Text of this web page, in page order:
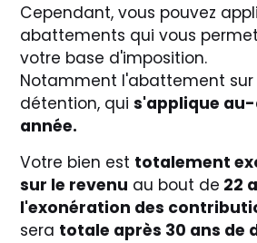
Cependant, vous pouvez
abattements qui vous
votre base d'imposition.
Notamment l'abattement sur
détention, quis'applique
année.
Votre bien est totalement
sur le revenu au bout de 22
l'exonération des
sera totale après 30 ans de